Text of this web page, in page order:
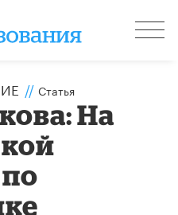
// Статья
На